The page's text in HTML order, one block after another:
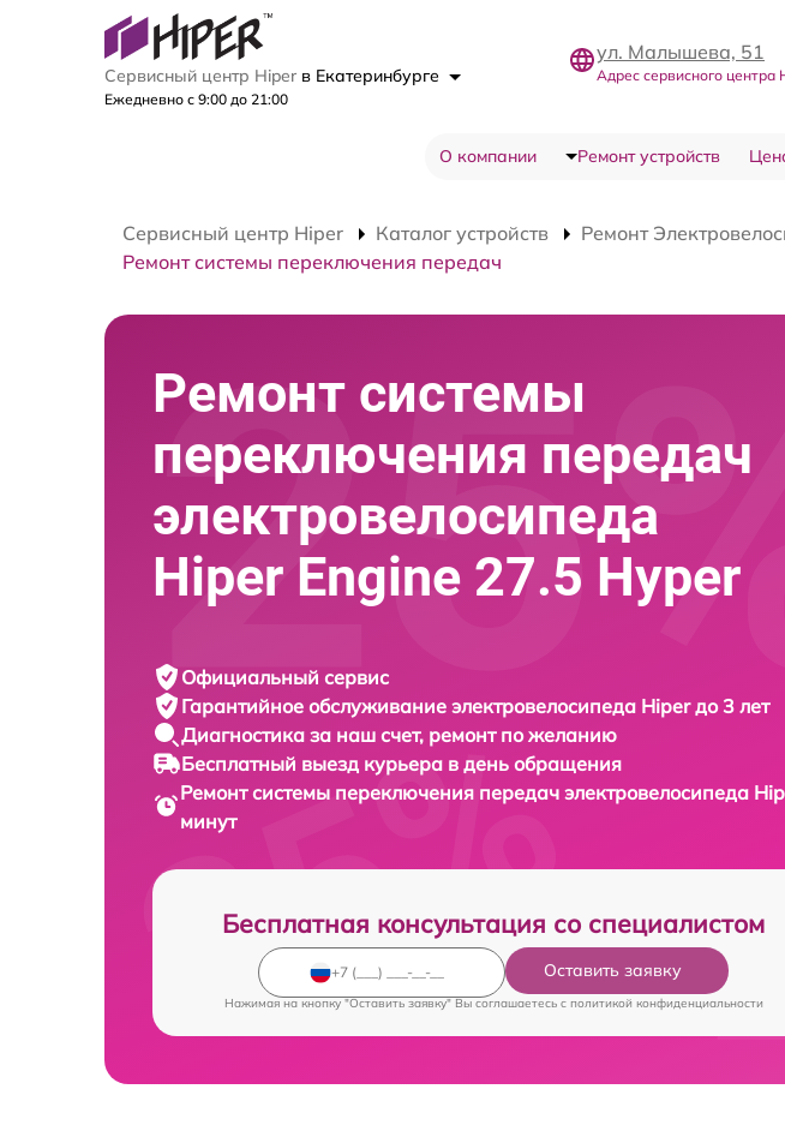
Сервисный центр Hiper в Екатеринбурге
Ежедневно с 9:00 до 21:00
ул. Малышева, 51
Адрес сервисного центра
О компании Ремонт устройств
Сервисный центр Hiper Каталог устройств Ремонт
Ремонт системы переключения передач
Ремонт системы
переключения передач
электровелосипеда
Hiper Engine 27.5 Нyper
Официальный сервис
Гарантийное обслуживание электровелосипеда Hiper до 3 лет
Диагностика за наш счет, ремонт по желанию
Бесплатный выезд курьера в день обращения
Ремонт системы переключения передач электровелосипеда
минут
Бесплатная консультация со специалистом
Оставить заявку
Нажимая на кнопку "Оставить заявку" Вы соглашаетесь c политикой конфиденциальности